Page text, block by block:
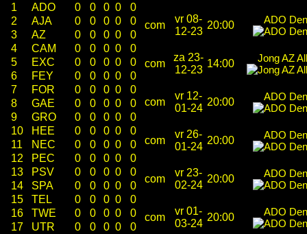
1
ADO 0 0 0 0
0
2
AJA 0 0 0 0
0
3
AZ 0 0 0 0
0
4
CAM 0 0 0 0
0
5
EXC 0 0 0 0
0
6
FEY 0 0 0 0
0
7
FOR 0 0 0 0
0
8
GAE 0 0 0 0
0
9
GRO 0 0 0 0
0
10
HEE 0 0 0 0
0
11
NEC 0 0 0 0
0
12
PEC 0 0 0 0
0
13
PSV 0 0 0 0
0
14
SPA 0 0 0 0
0
15
TEL 0 0 0 0
0
16
TWE 0 0 0 0
0
17
UTR 0 0 0 0
0
com
vr 08-
12-23
20:00 ADO
com
za 23-
12-23
14:00 Jong AZ
com
vr 12-
01-24
20:00 ADO
com
vr 26-
01-24
20:00 ADO
com
vr 23-
02-24
20:00 ADO
com
vr 01-
03-24
20:00 ADO